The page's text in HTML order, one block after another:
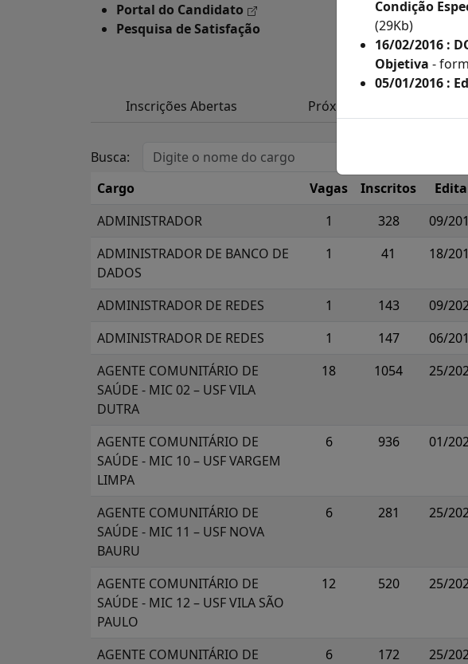
Portal do Candidato
Pesquisa de Satisfação
Inscrições Abertas Próximos
Busca:
Condição
(29Kb)
16/02/2016 :
Objetiva -
05/01/2016 :
Cargo Vagas Inscritos
ADMINISTRADOR
1 328 09/
ADMINISTRADOR DE BANCO DE
DADOS
1 41 18/
ADMINISTRADOR DE REDES 1 143 09/
ADMINISTRADOR DE REDES
1 147 06/
AGENTE COMUNITÁRIO DE
SAÚDE - MIC 02 – USF VILA
DUTRA
18 1054 25/
AGENTE COMUNITÁRIO DE
SAÚDE - MIC 10 – USF VARGEM
LIMPA
6 936 01/
AGENTE COMUNITÁRIO DE
SAÚDE - MIC 11 – USF NOVA
BAURU
6 281 25/
AGENTE COMUNITÁRIO DE
SAÚDE - MIC 12 – USF VILA SÃO
PAULO
12 520 25/
AGENTE COMUNITÁRIO DE
6 172 25/